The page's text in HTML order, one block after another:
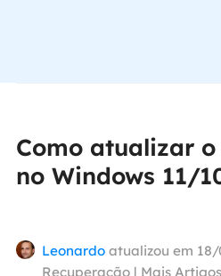
Como atualizar
no Windows 11/
Leonardo atualizou em
Recuperação | Mais Artigos